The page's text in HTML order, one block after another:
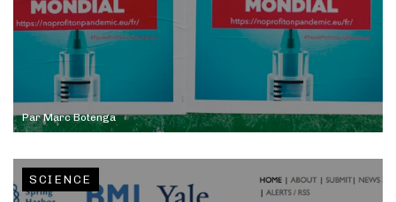
ParMarc Botenga
SCIENCE